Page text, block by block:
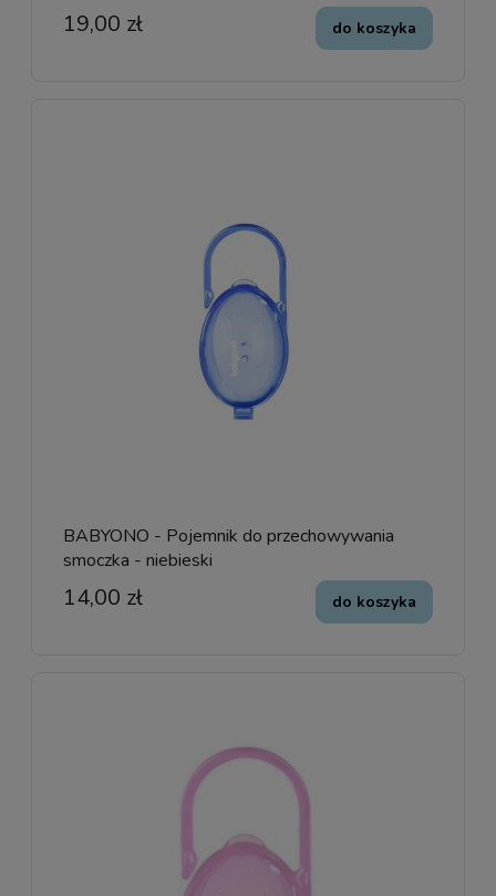
19,00 zł do koszyka
BABYONO - Pojemnik do przechowywania
smoczka - niebieski
14,00 zł do koszyka